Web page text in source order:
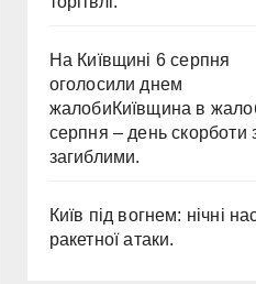
На Київщині 6 серпня
оголосили днем
жалобиКиївщина в
серпня – день скорботи
загиблими.
Київ під вогнем: нічні
ракетної атаки.